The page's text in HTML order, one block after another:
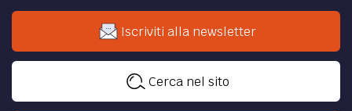
Iscriviti alla newsletter
Cerca nel sito